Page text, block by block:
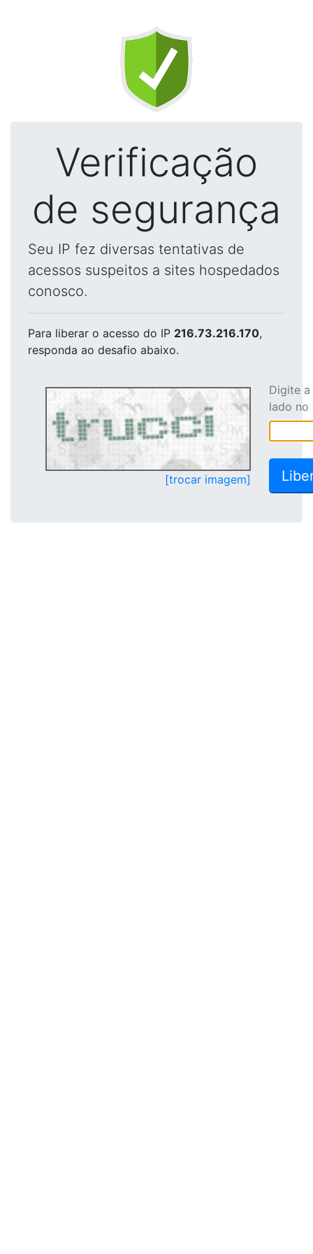
Verificação
de segurança
Seu IP fez diversas tentativas de
acessos suspeitos a sites hospedados
conosco.
Para liberar o acesso do IP 216.73.216.170,
responda ao desafio abaixo.
[trocar imagem]
Digite
lado no